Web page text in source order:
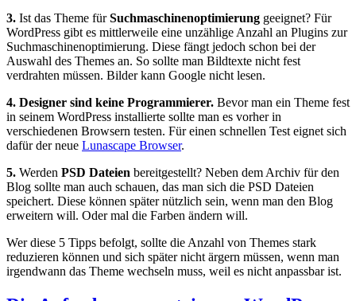
3. Ist das Theme fürSuchmaschinenoptimierung geeignet? Für
WordPress gibt es mittlerweile eine unzählige Anzahl an Plugins zur
Suchmaschinenoptimierung. Diese fängt jedoch schon bei der
Auswahl des Themes an. So sollte man Bildtexte nicht fest
verdrahten müssen. Bilder kann Google nicht lesen.
4. Designer sind keine Programmierer. Bevor man ein Theme fest
in seinem WordPress installierte sollte man es vorher in
verschiedenen Browsern testen. Für einen schnellen Test eignet sich
dafür der neue Lunascape Browser.
5. Werden PSD Dateien bereitgestellt? Neben dem Archiv für den
Blog sollte man auch schauen, das man sich die PSD Dateien
speichert. Diese können später nützlich sein, wenn man den Blog
erweitern will. Oder mal die Farben ändern will.
Wer diese 5 Tipps befolgt, sollte die Anzahl von Themes stark
reduzieren können und sich später nicht ärgern müssen, wenn man
irgendwann das Theme wechseln muss, weil es nicht anpassbar ist.